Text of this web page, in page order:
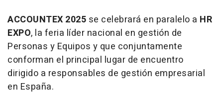
ACCOUNTEX 2025 se celebrará en paralelo a HR
EXPO, la feria líder nacional en gestión de
Personas y Equipos y que conjuntamente
conforman el principal lugar de encuentro
dirigido a responsables de gestión empresarial
en España.